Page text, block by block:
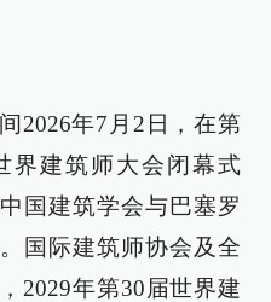
2026年7月2日，在第
界建筑师大会闭幕式
国建筑学会与巴塞罗
国际建筑师协会及全
2029年第30届世界建